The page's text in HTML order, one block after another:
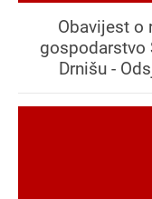
Obavijest o
gospodarstvo
Drnišu -